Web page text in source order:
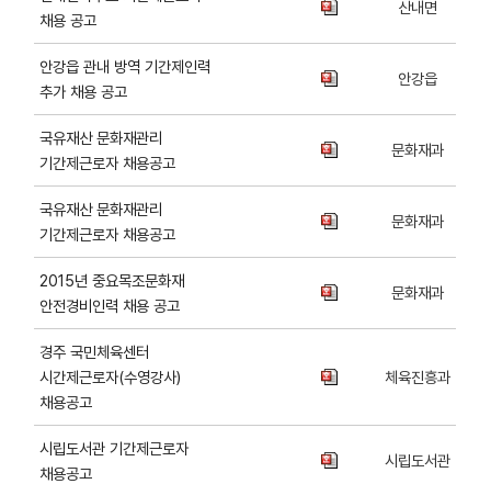
채용 공고
산내면
안강읍 관내 방역 기간제인력
추가 채용 공고
안강읍
국유재산 문화재관리
기간제근로자 채용공고
문화재과
국유재산 문화재관리
기간제근로자 채용공고
문화재과
2015년 중요목조문화재
안전경비인력 채용 공고
문화재과
경주 국민체육센터
시간제근로자(수영강사)
채용공고
체육진흥과
시립도서관 기간제근로자
채용공고
시립도서관